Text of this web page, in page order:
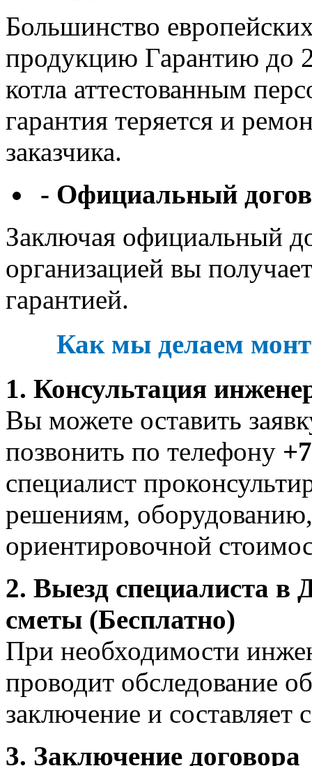
Большинство
продукцию Гарантию до
котла аттестованным
гарантия теряется и
заказчика.
- Официальный
Заключая официальный
организацией вы
гарантией.
Как мы делаем
1. Консультация
Вы можете оставить
позвонить по телефону
специалист
решениям, оборудованию,
ориентировочной
2. Выезд специалиста в
сметы (Бесплатно)
При необходимости
проводит обследование
заключение и составляет
3. Заключение договора